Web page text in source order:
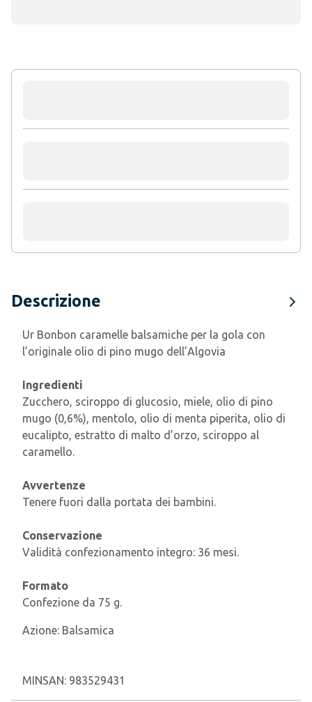
Descrizione
Ur Bonbon caramelle balsamiche per la gola con
l’originale olio di pino mugo dell’Algovia
Ingredienti
Zucchero, sciroppo di glucosio, miele, olio di pino
mugo (0,6%), mentolo, olio di menta piperita, olio di
eucalipto, estratto di malto d’orzo, sciroppo al
caramello.
Avvertenze
Tenere fuori dalla portata dei bambini.
Conservazione
Validità confezionamento integro: 36 mesi.
Formato
Confezione da 75 g.
Azione: Balsamica
MINSAN: 983529431